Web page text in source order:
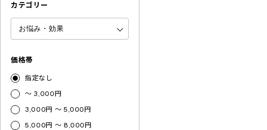
カテゴリー
価格帯
指定なし
～ 3,000円
3,000円 ～ 5,000円
5,000円 ～ 8,000円